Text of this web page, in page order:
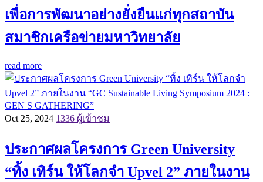
เพื่อการพัฒนาอย่างยั่งยืนแก่ทุกสถาบัน
สมาชิกเครือข่ายมหาวิทยาลัย
read more
Oct 25, 2024 1336 ผู้เข้าชม
ประกาศผลโครงการ Green University
“ทิ้ง เทิร์น ให้โลกจำ Upvel 2” ภายในงาน